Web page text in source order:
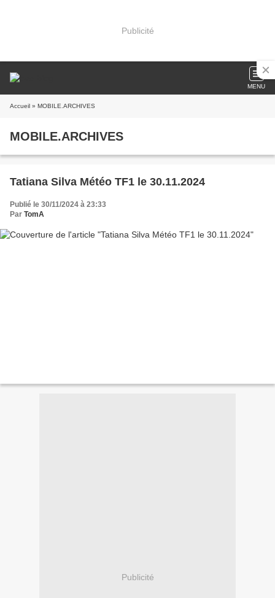
Publicité
MENU
Accueil » MOBILE.ARCHIVES
MOBILE.ARCHIVES
Tatiana Silva Météo TF1 le 30.11.2024
Publié le 30/11/2024 à 23:33
Par TomA
Publicité